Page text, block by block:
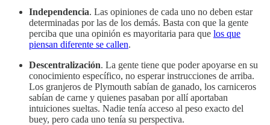
Independencia. Las opiniones de cada uno no deben estar
determinadas por las de los demás. Basta con que la gente
perciba que una opinión es mayoritaria para que los que
piensan diferente se callen.
Descentralización. La gente tiene que poder apoyarse en su
conocimiento específico, no esperar instrucciones de arriba.
Los granjeros de Plymouth sabían de ganado, los carniceros
sabían de carne y quienes pasaban por allí aportaban
intuiciones sueltas. Nadie tenía acceso al peso exacto del
buey, pero cada uno tenía su perspectiva.